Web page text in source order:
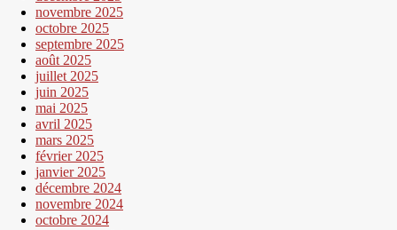
novembre 2025
octobre 2025
septembre 2025
août 2025
juillet 2025
juin 2025
mai 2025
avril 2025
mars 2025
février 2025
janvier 2025
décembre 2024
novembre 2024
octobre 2024